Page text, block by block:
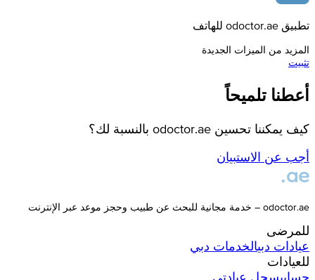
تطبيق odoctor.ae للهاتف
المزيد من الميزات الجديدة
تثبيت
أعطنا تلميحاً
كيف يمكننا تحسين odoctor.ae بالنسبة لك؟
أجب عن الاستبيان
odoctor.ae – خدمة مجانية للبحث عن طبيب وحجز موعد عبر الإنترنت
للمرضى
عيادات دبيالخدمات دبي
للعيادات
حسابيسجل عيادتي